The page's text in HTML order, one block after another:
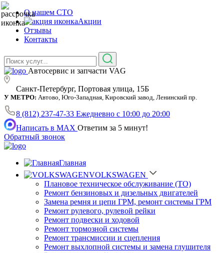
О нашем СТО
Акции
Отзывы
Контакты
Автосервис и запчасти VAG
Санкт-Петербург, Портовая улица, 15Б
У МЕТРО: Автово, Юго-Западная, Кировский завод, Ленинский пр.
8 (812) 237-47-33 Ежедневно с 10:00 до 20:00
Написать в MAX Ответим за 5 минут!
Обратный звонок
Главная
VOLKSWAGEN
Плановое техническое обслуживание (ТО)
Ремонт бензиновых и дизельных двигателей
Замена ремня и цепи ГРМ, ремонт системы ГРМ
Ремонт рулевого, рулевой рейки
Ремонт подвески и ходовой
Ремонт тормозной системы
Ремонт трансмиссии и сцепления
Ремонт выхлопной системы и замена глушителя